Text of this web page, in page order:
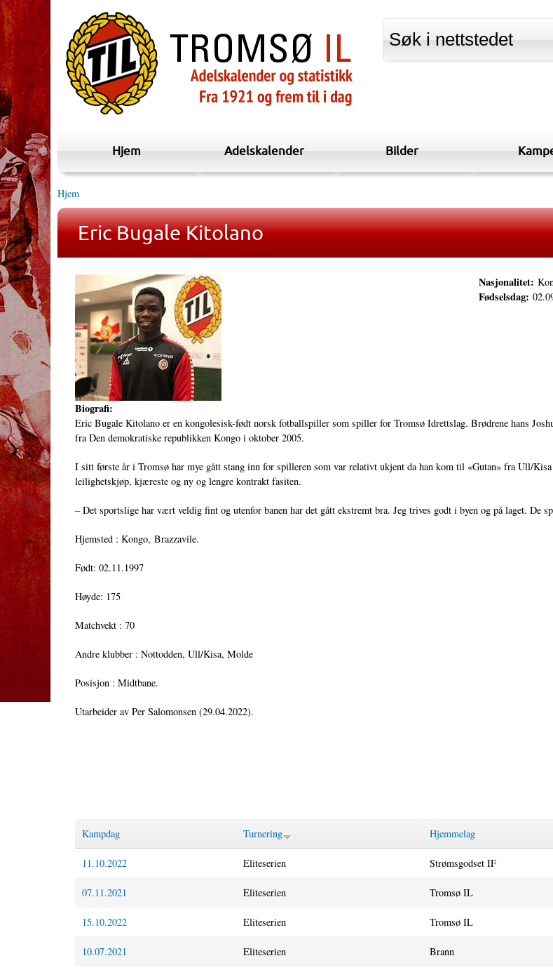
Hjem Adelskalender Bilder
Hjem
Eric Bugale Kitolano
Nasjonalitet:
Fødselsdag:
Biografi:
Eric Bugale Kitolano er en kongolesisk-født norsk fotballspiller som spiller for Tromsø Idrettslag. Brødrene hans
fra Den demokratiske republikken Kongo i oktober 2005.
I sitt første år i Tromsø har mye gått stang inn for spilleren som var relativt ukjent da han kom til «Gutan» fra Ull/
leilighetskjøp, kjæreste og ny og lengre kontrakt fasiten.
– Det sportslige har vært veldig fint og utenfor banen har det gått ekstremt bra. Jeg trives godt i byen og på laget. De
Hjemsted : Kongo, Brazzavile.
Født: 02.11.1997
Høyde: 175
Matchvekt : 70
Andre klubber : Nottodden, Ull/Kisa, Molde
Posisjon : Midtbane.
Utarbeider av Per Salomonsen (29.04.2022).
Kampdag Turnering Hjemmelag
11.10.2022 Eliteserien Strømsgodset IF
07.11.2021 Eliteserien Tromsø IL
15.10.2022 Eliteserien Tromsø IL
10.07.2021 Eliteserien Brann